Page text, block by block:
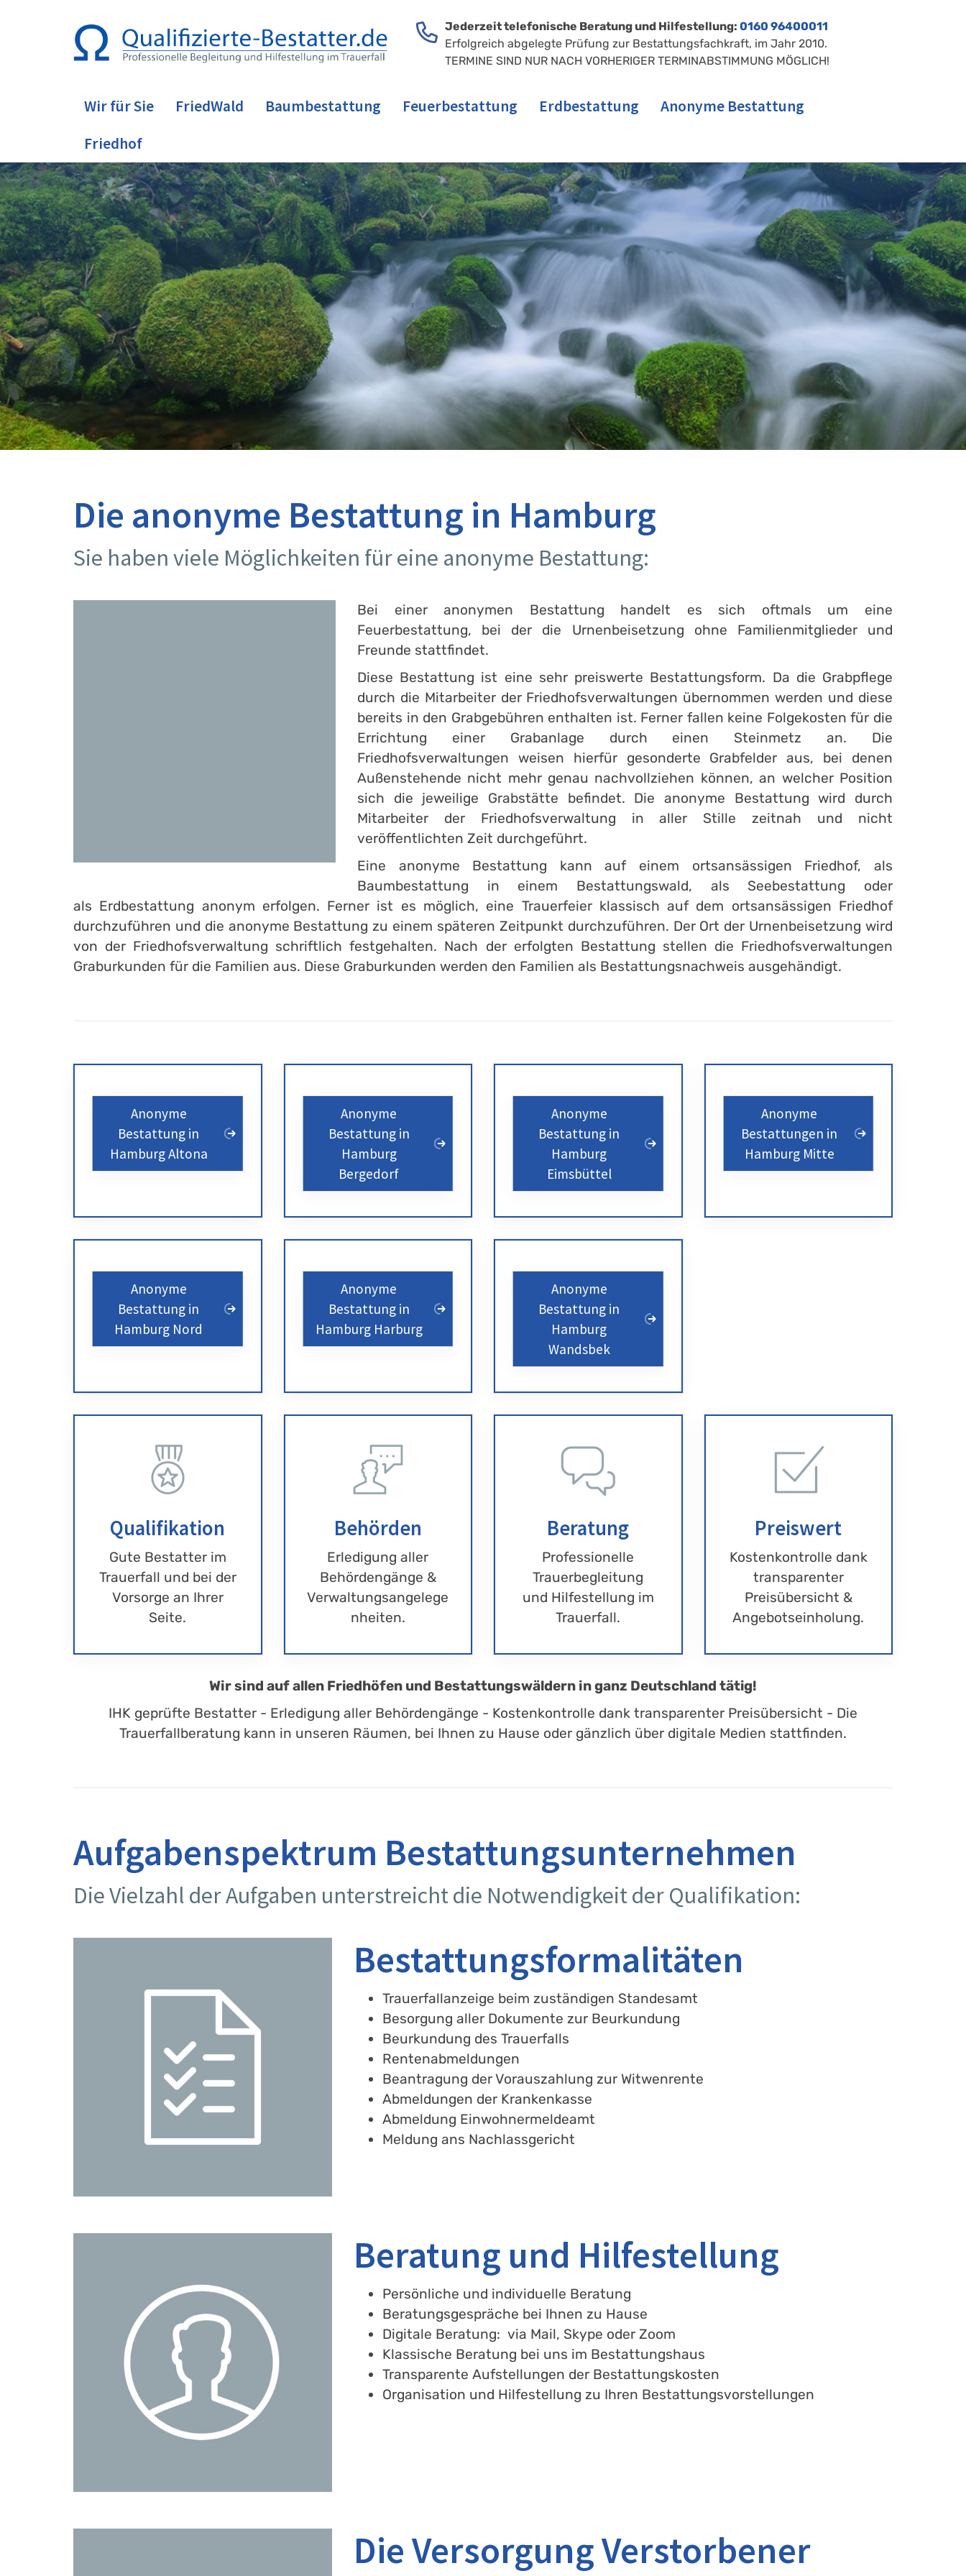
Jederzeit telefonische Beratung und Hilfestellung: 0160 96400011
Erfolgreich abgelegte Prüfung zur Bestattungsfachkraft, im Jahr 2010.
TERMINE SIND NUR NACH VORHERIGER TERMINABSTIMMUNG MÖGLICH!
Wir für Sie FriedWald Baumbestattung Feuerbestattung Erdbestattung
Anonyme Bestattung
Friedhof
Die anonyme Bestattung in Hamburg
Sie haben viele Möglichkeiten für eine anonyme Bestattung:
Bei einer anonymen Bestattung handelt es sich oftmals um eine
Feuerbestattung, bei der die Urnenbeisetzung ohne Familienmitglieder und
Freunde stattfindet.
Diese Bestattung ist eine sehr preiswerte Bestattungsform. Da die Grabpflege
durch die Mitarbeiter der Friedhofsverwaltungen übernommen werden und diese
bereits in den Grabgebühren enthalten ist. Ferner fallen keine Folgekosten für die
Errichtung einer Grabanlage durch einen Steinmetz an. Die
Friedhofsverwaltungen weisen hierfür gesonderte Grabfelder aus, bei denen
Außenstehende nicht mehr genau nachvollziehen können, an welcher Position
sich die jeweilige Grabstätte befindet. Die anonyme Bestattung wird durch
Mitarbeiter der Friedhofsverwaltung in aller Stille zeitnah und nicht
veröffentlichten Zeit durchgeführt.
Eine anonyme Bestattung kann auf einem ortsansässigen Friedhof, als
Baumbestattung in einem Bestattungswald, als Seebestattung oder
als Erdbestattung anonym erfolgen. Ferner ist es möglich, eine Trauerfeier klassisch auf dem ortsansässigen Friedhof
durchzuführen und die anonyme Bestattung zu einem späteren Zeitpunkt durchzuführen. Der Ort der Urnenbeisetzung wird
von der Friedhofsverwaltung schriftlich festgehalten. Nach der erfolgten Bestattung stellen die Friedhofsverwaltungen
Graburkunden für die Familien aus. Diese Graburkunden werden den Familien als Bestattungsnachweis ausgehändigt.
Anonyme
Bestattung in
Hamburg Altona
Anonyme
Bestattung in
Hamburg
Bergedorf
Anonyme
Bestattung in
Hamburg
Eimsbüttel
Anonyme
Bestattungen in
Hamburg Mitte
Anonyme
Bestattung in
Hamburg Nord
Anonyme
Bestattung in
Hamburg Harburg
Anonyme
Bestattung in
Hamburg
Wandsbek
Qualifikation
Gute Bestatter im
Trauerfall und bei der
Vorsorge an Ihrer
Seite.
Behörden
Erledigung aller
Behördengänge &
Verwaltungsangelege
nheiten.
Beratung
Professionelle
Trauerbegleitung
und Hilfestellung im
Trauerfall.
Preiswert
Kostenkontrolle dank
transparenter
Preisübersicht &
Angebotseinholung.
Wir sind auf allen Friedhöfen und Bestattungswäldern in ganz Deutschland tätig!
IHK geprüfte Bestatter - Erledigung aller Behördengänge - Kostenkontrolle dank transparenter Preisübersicht - Die
Trauerfallberatung kann in unseren Räumen, bei Ihnen zu Hause oder gänzlich über digitale Medien stattfinden.
Aufgabenspektrum Bestattungsunternehmen
Die Vielzahl der Aufgaben unterstreicht die Notwendigkeit der Qualifikation:
Bestattungsformalitäten
Trauerfallanzeige beim zuständigen Standesamt
Besorgung aller Dokumente zur Beurkundung
Beurkundung des Trauerfalls
Rentenabmeldungen
Beantragung der Vorauszahlung zur Witwenrente
Abmeldungen der Krankenkasse
Abmeldung Einwohnermeldeamt
Meldung ans Nachlassgericht
Beratung und Hilfestellung
Persönliche und individuelle Beratung
Beratungsgespräche bei Ihnen zu Hause
Digitale Beratung: via Mail, Skype oder Zoom
Klassische Beratung bei uns im Bestattungshaus
Transparente Aufstellungen der Bestattungskosten
Organisation und Hilfestellung zu Ihren Bestattungsvorstellungen
Die Versorgung Verstorbener